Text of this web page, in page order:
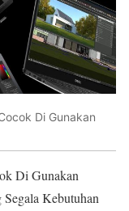
Di Gunakan
Di Gunakan
Kebutuhan